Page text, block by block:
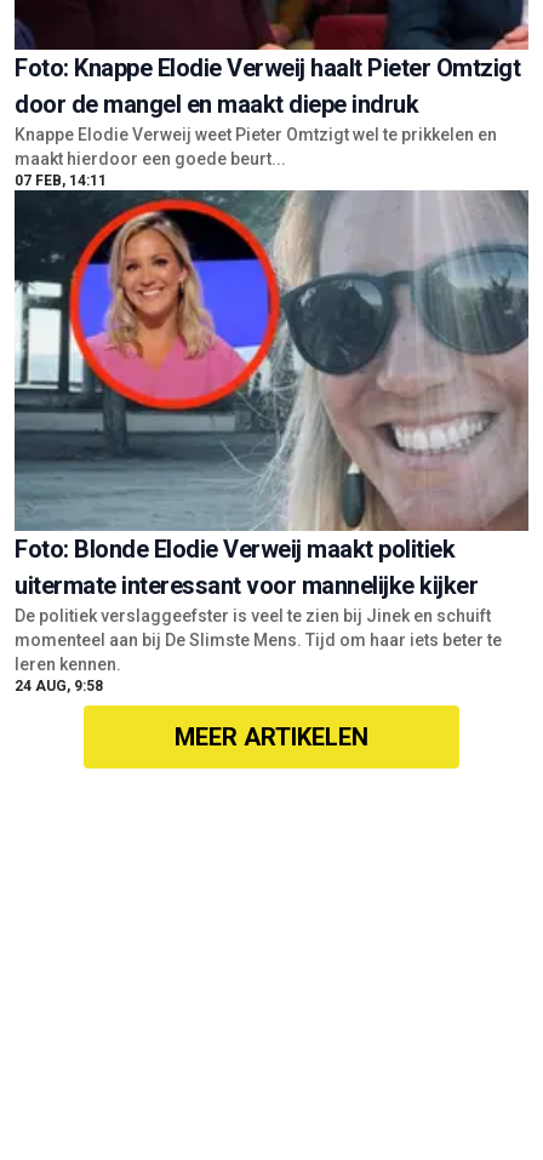
Foto: Knappe Elodie Verweij haalt Pieter Omtzigt
door de mangel en maakt diepe indruk
Knappe Elodie Verweij weet Pieter Omtzigt wel te prikkelen en
maakt hierdoor een goede beurt...
07 FEB, 14:11
Foto: Blonde Elodie Verweij maakt politiek
uitermate interessant voor mannelijke kijker
De politiek verslaggeefster is veel te zien bij Jinek en schuift
momenteel aan bij De Slimste Mens. Tijd om haar iets beter te
leren kennen.
24 AUG, 9:58
MEER ARTIKELEN